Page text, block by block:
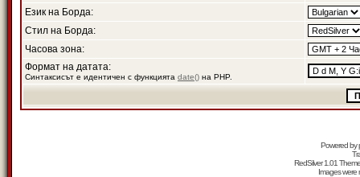
Език на Борда:
Стил на Борда:
Часова зона:
Формат на датата:
Синтаксисът е идентичен с функцията date() на PHP.
Powered by
RedSilver 1.01
Images were